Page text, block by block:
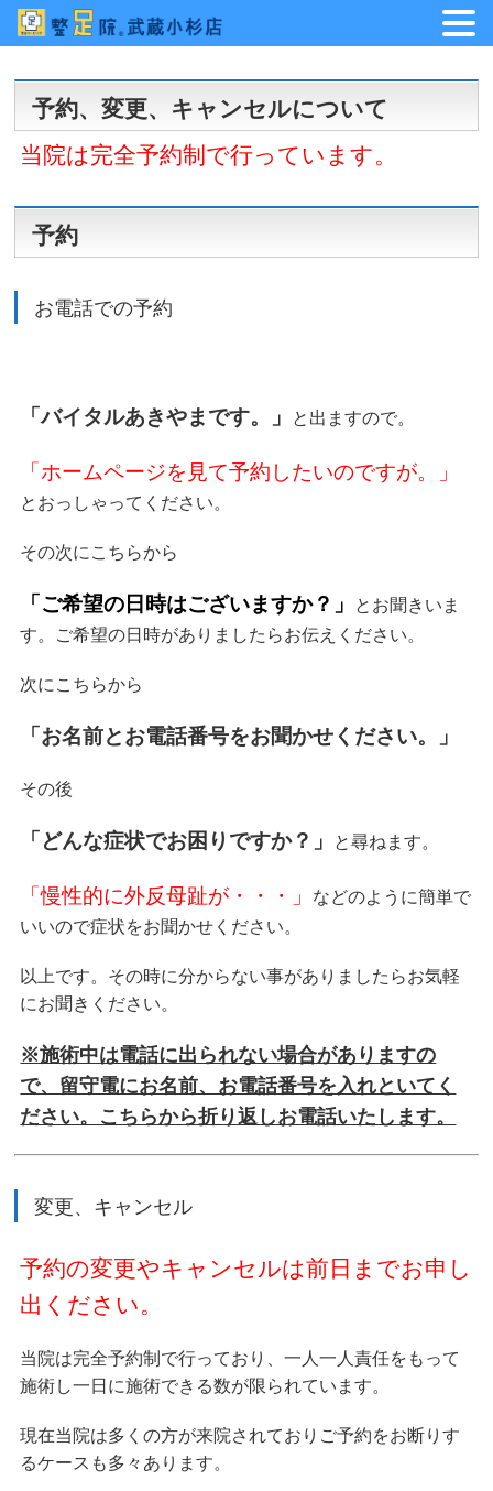
予約、変更、キャンセルについて
当院は完全予約制で行っています。
予約
お電話での予約
「バイタルあきやまです。」 と出ますので。
「ホームページを見て予約したいのですが。」
とおっしゃってください。
その次にこちらから
「ご希望の日時はございますか？」
とお聞きいま
す。ご希望の日時がありましたらお伝えください。
次にこちらから
「お名前とお電話番号をお聞かせください。」
その後
「どんな症状でお困りですか？」 と尋ねます。
「慢性的に外反母趾が・・・」
などのように簡単で
いいので症状をお聞かせください。
以上です。その時に分からない事がありましたらお気軽
にお聞きください。
※施術中は電話に出られない場合がありますの
で、留守電にお名前、お電話番号を入れといてく
ださい。こちらから折り返しお電話いたします。
変更、キャンセル
予約の変更やキャンセルは前日までお申し
出ください。
当院は完全予約制で行っており、一人一人責任をもって
施術し一日に施術できる数が限られています。
現在当院は多くの方が来院されておりご予約をお断りす
るケースも多々あります。